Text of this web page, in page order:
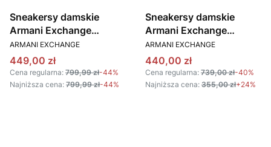
Sneakersy damskie
Armani Exchange
XDX159 XV887 czarny
PRODUCENT
ARMANI EXCHANGE
Cena promocyjna
449,00 zł
Cena regularna: 799,99 zł-44%
Najniższa cena: 799,99 zł-44%
Sneakersy damskie
Armani Exchange
XDX162 XV805 czarny
PRODUCENT
ARMANI EXCHANGE
Cena promocyjna
440,00 zł
Cena regularna: 739,00 zł-40%
Najniższa cena: 355,00 zł+24%